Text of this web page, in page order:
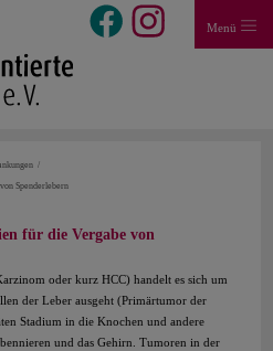
Menü
Spenderlebern
für die Vergabe von
oder kurz HCC) handelt es sich um
der Leber ausgeht (Primärtumor der
Stadium in die Knochen und andere
und das Gehirn. Tumoren in der